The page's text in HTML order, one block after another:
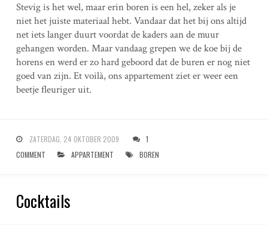
Stevig is het wel, maar erin boren is een hel, zeker als je
niet het juiste materiaal hebt. Vandaar dat het bij ons altijd
net iets langer duurt voordat de kaders aan de muur
gehangen worden. Maar vandaag grepen we de koe bij de
horens en werd er zo hard geboord dat de buren er nog niet
goed van zijn. Et voilà, ons appartement ziet er weer een
beetje fleuriger uit.
ZATERDAG, 24 OKTOBER 2009
1
COMMENT
APPARTEMENT BOREN
Cocktails